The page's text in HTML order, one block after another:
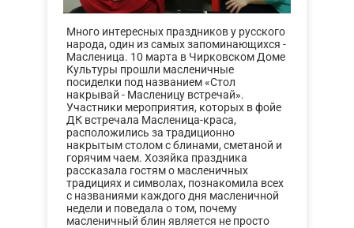
Много интересных праздников у русского
народа, один из самых запоминающихся -
Масленица. 10 марта в Чирковском Доме
Культуры прошли масленичные
посиделки под названием «Стол
накрывай - Масленицу встречай».
Участники мероприятия, которых в фойе
ДК встречала Масленица-краса,
расположились за традиционно
накрытым столом с блинами, сметаной и
горячим чаем. Хозяйка праздника
рассказала гостям о масленичных
традициях и символах, познакомила всех
с названиями каждого дня масленичной
недели и поведала о том, почему
масленичный блин является не просто